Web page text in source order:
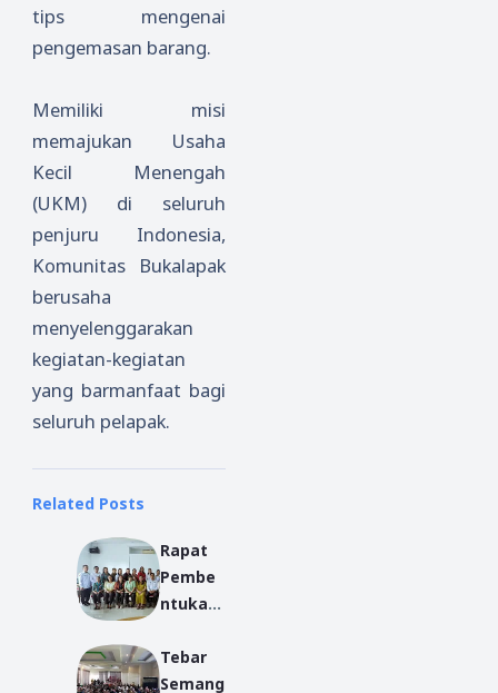
tips mengenai
pengemasan barang.
Memiliki misi
memajukan Usaha
Kecil Menengah
(UKM) di seluruh
penjuru Indonesia,
Komunitas Bukalapak
berusaha
menyelenggarakan
kegiatan-kegiatan
yang barmanfaat bagi
seluruh pelapak.
Related Posts
Rapat
Pembe
ntukan
us JDW
dan
Tebar
Semang